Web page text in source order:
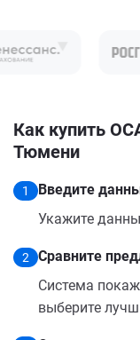
Как купить
Тюмени
1
Введите
Укажите
2
Сравните
Система
выберите